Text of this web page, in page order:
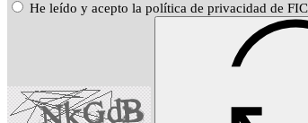
He leído y acepto la política de privacidad de